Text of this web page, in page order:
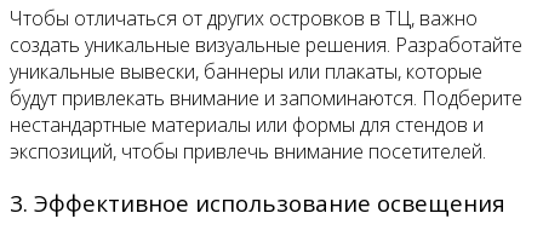
Чтобы отличаться от других островков в ТЦ, важно
создать уникальные визуальные решения. Разработайте
уникальные вывески, баннеры или плакаты, которые
будут привлекать внимание и запоминаются. Подберите
нестандартные материалы или формы для стендов и
экспозиций, чтобы привлечь внимание посетителей.
3. Эффективное использование освещения